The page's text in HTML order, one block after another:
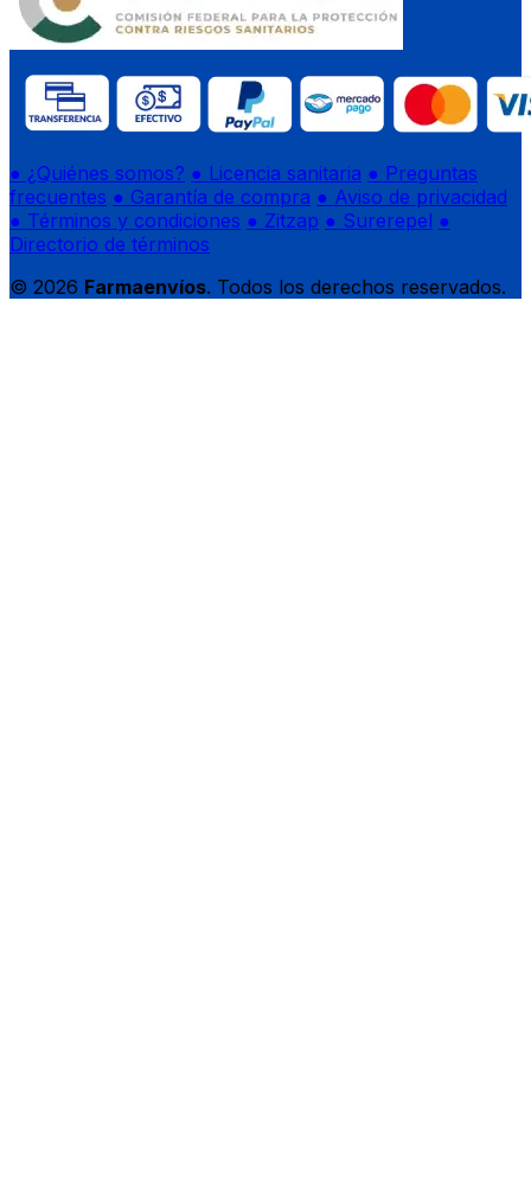
● ¿Quiénes somos? ● Licencia sanitaria ● Preguntas
frecuentes ● Garantía de compra ● Aviso de privacidad
● Términos y condiciones ● Zitzap ● Surerepel ●
Directorio de términos
© 2026 Farmaenvíos. Todos los derechos reservados.